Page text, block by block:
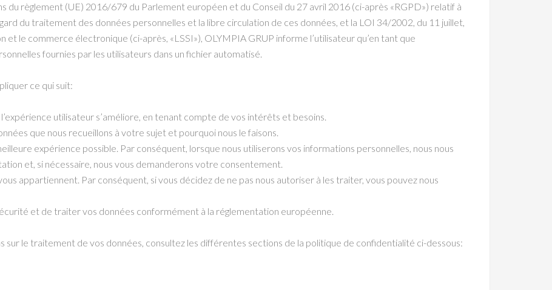
du règlement (UE) 2016/679 du Parlement européen et du Conseil du 27 avril 2016 (ci-après «RGPD») relatif à
du traitement des données personnelles et la libre circulation de ces données, et la LOI 34/2002, du 11 juillet,
et le commerce électronique (ci-après, «LSSI»), OLYMPIA GRUP informe l’utilisateur qu’en tant que
fournies par les utilisateurs dans un fichier automatisé.
ce qui suit:
utilisateur s’améliore, en tenant compte de vos intérêts et besoins.
que nous recueillons à votre sujet et pourquoi nous le faisons.
expérience possible. Par conséquent, lorsque nous utiliserons vos informations personnelles, nous nous
et, si nécessaire, nous vous demanderons votre consentement.
appartiennent. Par conséquent, si vous décidez de ne pas nous autoriser à les traiter, vous pouvez nous
et de traiter vos données conformément à la réglementation européenne.
sur le traitement de vos données, consultez les différentes sections de la politique de confidentialité ci-dessous: